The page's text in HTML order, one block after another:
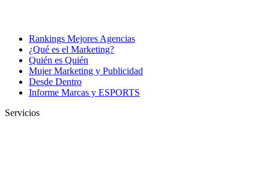
Rankings Mejores Agencias
¿Qué es el Marketing?
Quién es Quién
Mujer Marketing y Publicidad
Desde Dentro
Informe Marcas y ESPORTS
Servicios